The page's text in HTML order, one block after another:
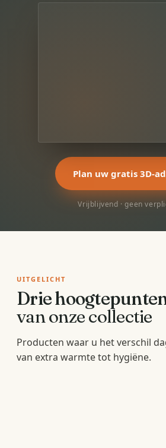
Plan uw gratis 3D-
Vrijblijvend · geen
UITGELICHT
Drie
van onze collectie
Producten waar u het verschil
van extra warmte tot hygiëne.
Hang- en staande meubels met
Sunshowers
Spoeltoiletten